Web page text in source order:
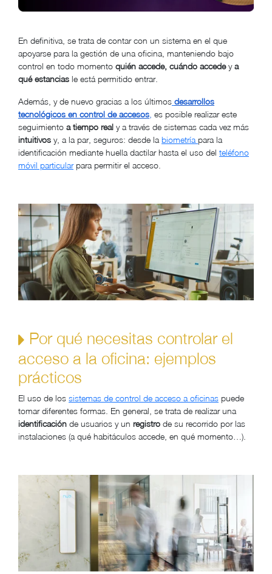
En definitiva, se trata de contar con un sistema en el que
apoyarse para la gestión de una oficina, manteniendo bajo
control en todo momento quién accede, cuándo accedeya
qué estancias le está permitido entrar.
Además, y de nuevo gracias a los últimos desarrollos
tecnológicos en control de accesos es posible realizar este
seguimiento a tiempo real y a través de sistemas cada vez más
intuitivos y, a la par, seguros: desde la biometría para la
identificación mediante huella dactilar hasta el uso del teléfono
móvil particularpara permitir el acceso.
Por qué necesitas controlar el
acceso a la oficina: ejemplos
prácticos
El uso de los sistemas de control de acceso a oficinas puede
tomar diferentes formas. En general, se trata de realizar una
identificación de usuarios y un registro de su recorrido por las
instalaciones (a qué habitáculos accede, en qué momento…).